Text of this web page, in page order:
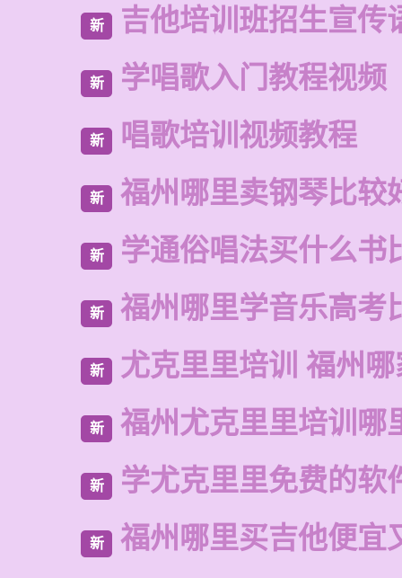
新 吉他培训班招生宣传
新 学唱歌入门教程视频
新 唱歌培训视频教程
新 福州哪里卖钢琴比较
新 学通俗唱法买什么书
新 福州哪里学音乐高考
新 尤克里里培训 福州
新 福州尤克里里培训哪
新 学尤克里里免费的软
新 福州哪里买吉他便宜